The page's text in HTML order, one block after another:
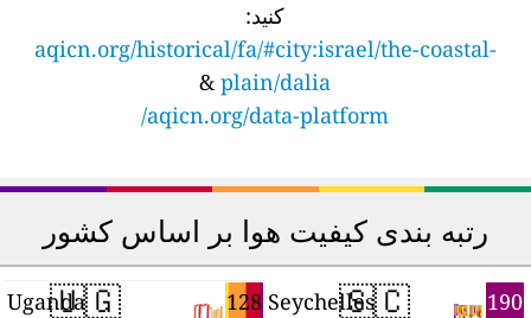
کنید:
aqicn.org/historical/fa/#city:israel/the-coastal-
plain/dalia
&
aqicn.org/data-platform/
رتبه بندی کیفیت هوا بر اساس کشور
🇸🇨 190
Seychelles
🇺🇬 128
Uganda